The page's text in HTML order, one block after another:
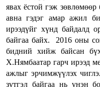
явах ёстой гэж
авна гэдэг амар ажил
ирээдүйг хүнд байдалд
байгаа байх. 2016 оны
бидний хийж байсан
Х.Нямбаатар гарч ирээд
ажлыг эрчимжүүлэх
зүтгэл байгаа нь үнэн